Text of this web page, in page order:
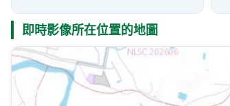
即時影像所在位置的地圖